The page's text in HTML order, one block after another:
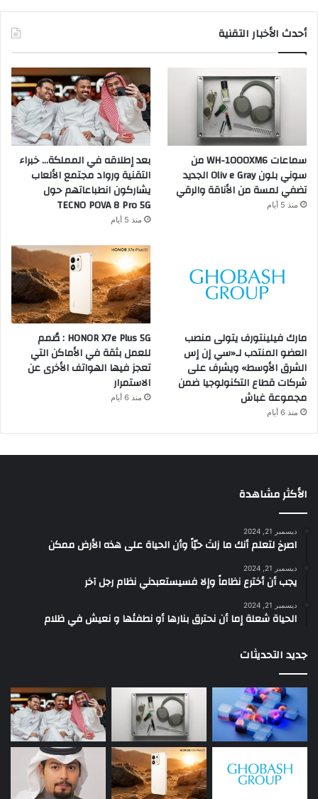
أحدث الأخبار التقنية
سماعات WH-1000XM6 من
سوني بلون Oliv e Gray الجديد
تضفي لمسة من الأناقة والرقي
منذ 5 أيام
بعد إطلاقه في المملكة… خبراء
التقنية ورواد مجتمع الألعاب
يشاركون انطباعاتهم حول
TECNO POVA 8 Pro 5G
منذ 5 أيام
مارك فيلينتورف يتولى منصب
العضو المنتدب لـ«سي إن إس
الشرق الأوسط» ويشرف على
شركات قطاع التكنولوجيا ضمن
مجموعة غباش
منذ 6 أيام
HONOR X7e Plus 5G : صُمم
للعمل بثقة في الأماكن التي
تعجز فيها الهواتف الأخرى عن
الاستمرار
منذ 6 أيام
الأكثر مشاهدة
ديسمبر 21, 2024
‫اصرخ لتعلم أنك ما زلتَ حيّاً وأن الحياة على هذه الأرض ممكن
ديسمبر 21, 2024
يجب أن أخترع نظاماً وإلا فسيستعبدني نظام رجل آخر
ديسمبر 21, 2024
الحياة شعلة إما أن نحترق بنارها أو نطفئها و نعيش في ظلام
جديد التحديثات